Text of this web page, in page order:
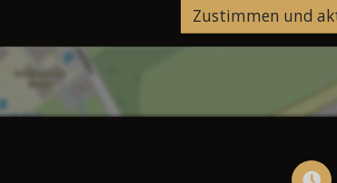
Zustimmen und